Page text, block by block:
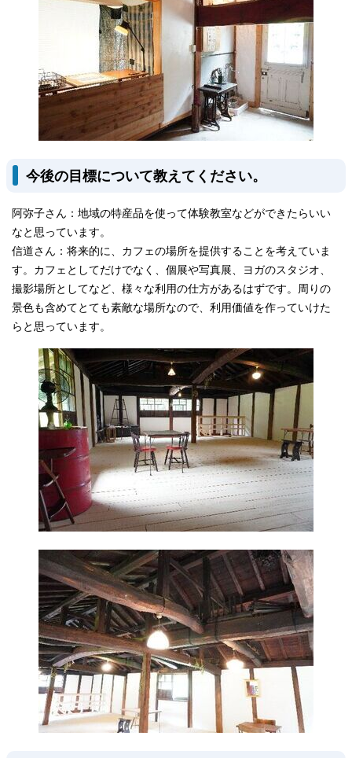
今後の目標について教えてください。
阿弥子さん：地域の特産品を使って体験教室などができたらいい
なと思っています。
信道さん：将来的に、カフェの場所を提供することを考えていま
す。カフェとしてだけでなく、個展や写真展、ヨガのスタジオ、
撮影場所としてなど、様々な利用の仕方があるはずです。周りの
景色も含めてとても素敵な場所なので、利用価値を作っていけた
らと思っています。